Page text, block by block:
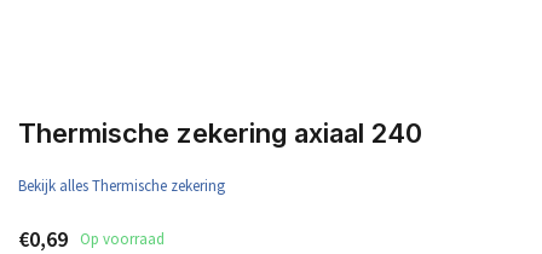
Thermische zekering axiaal 240
Bekijk alles Thermische zekering
€0,69 Op voorraad